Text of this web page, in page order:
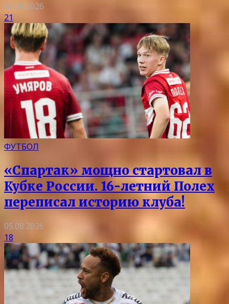
06.08.2026
21
ФУТБОЛ
«Спартак» мощно стартовал в
Кубке России. 16-летний Полех
переписал историю клуба!
05.08.2026
18